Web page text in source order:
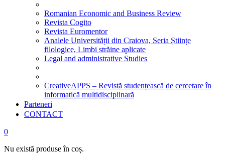
Romanian Economic and Business Review
Revista Cogito
Revista Euromentor
Analele Universității din Craiova, Seria Științe
filologice, Limbi străine aplicate
Legal and administrative Studies
CreativeAPPS – Revistă studențească de cercetare în
informatică multidisciplinară
Parteneri
CONTACT
0
Nu există produse în coș.